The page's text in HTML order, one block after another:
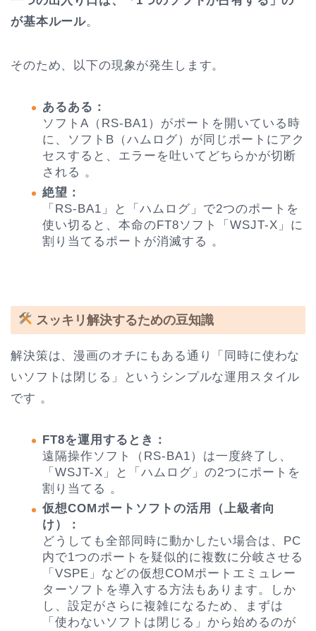
が基本ルール。
そのため、以下の現象が発生します。
あるある：
ソフトA（RS-BA1）がポートを開いている時
に、ソフトB（ハムログ）が同じポートにアク
セスすると、エラーを吐いてどちらかが切断
される 。
絶望：
「RS-BA1」と「ハムログ」で2つのポートを
使い切ると、本命のFT8ソフト「WSJT-X」に
割り当てるポートが消滅する 。
スッキリ解決するための豆知識
解決策は、漫画のオチにもある通り「同時に使わな
いソフトは閉じる」というシンプルな運用スタイル
です 。
FT8を運用するとき：
遠隔操作ソフト（RS-BA1）は一度終了し、
「WSJT-X」と「ハムログ」の2つにポートを
割り当てる 。
仮想COMポートソフトの活用（上級者向
け）：
どうしても全部同時に動かしたい場合は、PC
内で1つのポートを疑似的に複数に分岐させる
「VSPE」などの仮想COMポートエミュレー
ターソフトを導入する方法もあります。しか
し、設定がさらに複雑になるため、まずは
「使わないソフトは閉じる」から始めるのが